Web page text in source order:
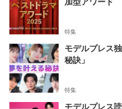
特集
モデルプレス
秘訣」
特集
モデルプレス